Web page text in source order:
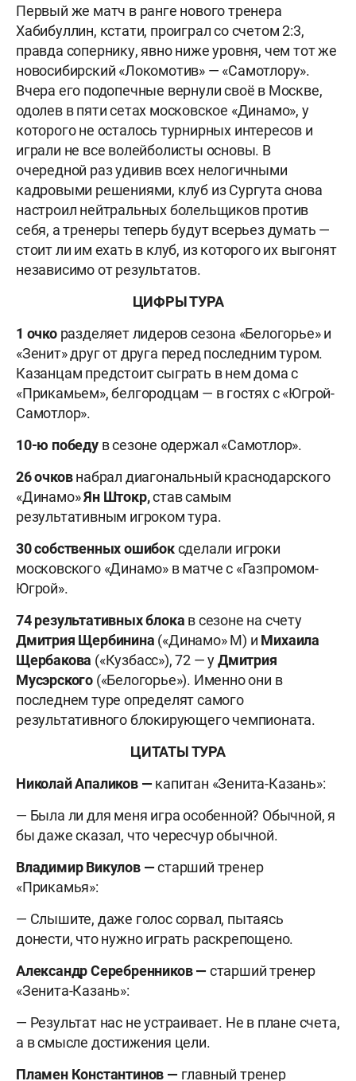
Первый же матч в ранге нового тренера
Хабибуллин, кстати, проиграл со счетом 2:3,
правда сопернику, явно ниже уровня, чем тот же
новосибирский «Локомотив» — «Самотлору».
Вчера его подопечные вернули своё в Москве,
одолев в пяти сетах московское «Динамо», у
которого не осталось турнирных интересов и
играли не все волейболисты основы. В
очередной раз удивив всех нелогичными
кадровыми решениями, клуб из Сургута снова
настроил нейтральных болельщиков против
себя, а тренеры теперь будут всерьез думать —
стоит ли им ехать в клуб, из которого их выгонят
независимо от результатов.
ЦИФРЫ ТУРА
1 очкоразделяет лидеров сезона «Белогорье» и
«Зенит» друг от друга перед последним туром.
Казанцам предстоит сыграть в нем дома с
«Прикамьем», белгородцам — в гостях с «Югрой-
Самотлор».
10-ю победув сезоне одержал «Самотлор».
26 очковнабрал диагональный краснодарского
«Динамо»Ян Штокр,став самым
результативным игроком тура.
30 собственных ошибоксделали игроки
московского «Динамо» в матче с «Газпромом-
Югрой».
74 результативных блока в сезоне на счету
Дмитрия Щербинина («Динамо» М) и Михаила
Щербакова («Кузбасс»), 72 — уДмитрия
Мусэрского («Белогорье»). Именно они в
последнем туре определят самого
результативного блокирующего чемпионата.
ЦИТАТЫ ТУРА
Николай Апаликов — капитан «Зенита-Казань»:
— Была ли для меня игра особенной? Обычной, я
бы даже сказал, что чересчур обычной.
Владимир Викулов —старший тренер
«Прикамья»:
— Слышите, даже голос сорвал, пытаясь
донести, что нужно играть раскрепощено.
Александр Серебренников — старший тренер
«Зенита-Казань»:
— Результат нас не устраивает. Не в плане счета,
а в смысле достижения цели.
Пламен Константинов — главный тренер